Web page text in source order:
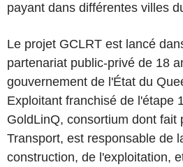
payant dans différentes villes
Le projet GCLRT est lancé
partenariat public-privé de 18
gouvernement de l'État du
Exploitant franchisé de l'étape
GoldLinQ, consortium dont fait
Transport, est responsable de
construction, de l'exploitation,